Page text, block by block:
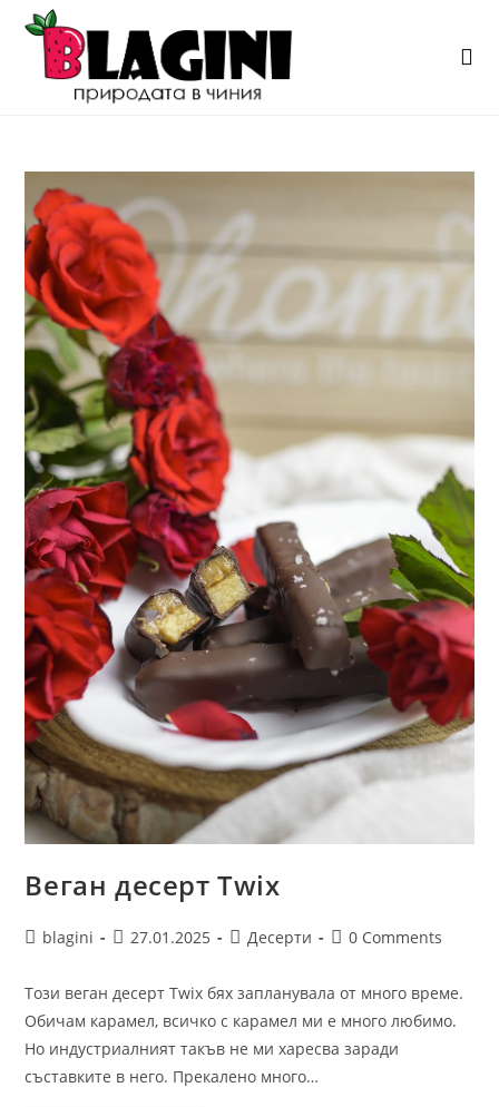
Веган десерт Twix
blagini 27.01.2025 Десерти 0 Comments
Този веган десерт Twix бях запланувала от много време.
Обичам карамел, всичко с карамел ми е много любимо.
Но индустриалният такъв не ми харесва заради
съставките в него. Прекалено много…